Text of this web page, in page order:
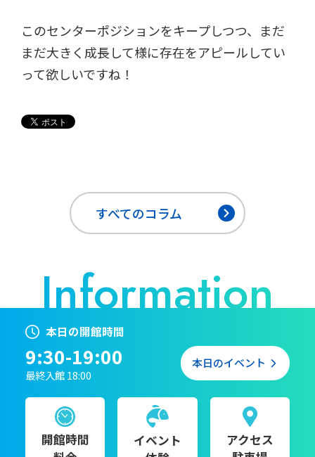
このセンターポジションをキープしつつ、まだ
まだ大きく成長して様に存在をアピールしてい
って欲しいですね！
すべてのコラム
本日の開館時間
9:30-19:00
最終入館 18:00
本日のイベント
開館時間
イベント
アクセス